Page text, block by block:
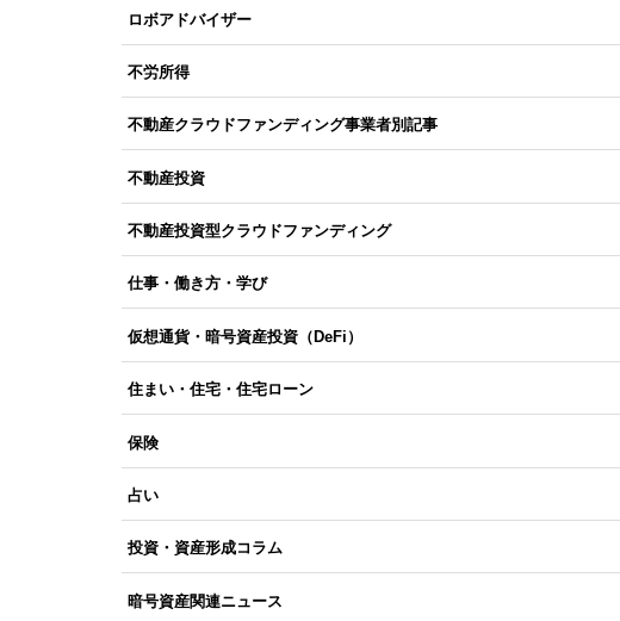
ロボアドバイザー
不労所得
不動産クラウドファンディング事業者別記事
不動産投資
不動産投資型クラウドファンディング
仕事・働き方・学び
仮想通貨・暗号資産投資（DeFi）
住まい・住宅・住宅ローン
保険
占い
投資・資産形成コラム
暗号資産関連ニュース